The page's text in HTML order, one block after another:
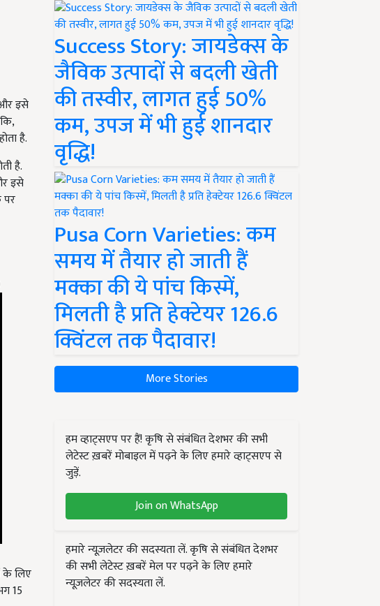
और इसे
है.
है.
इसे
पर
लिए
15
Success Story: जायडेक्स के
जैविक उत्पादों से बदली खेती
की तस्वीर, लागत हुई 50%
कम, उपज में भी हुई शानदार
वृद्धि!
Pusa Corn Varieties: कम
समय में तैयार हो जाती हैं
मक्का की ये पांच किस्में,
मिलती है प्रति हेक्टेयर 126.6
क्विंटल तक पैदावार!
More Stories
हम व्हाट्सएप पर हैं! कृषि से संबंधित देशभर की सभी
लेटेस्ट ख़बरें मोबाइल में पढ़ने के लिए हमारे व्हाट्सएप से
जुड़ें.
Join on WhatsApp
हमारे न्यूज़लेटर की सदस्यता लें. कृषि से संबंधित देशभर
की सभी लेटेस्ट ख़बरें मेल पर पढ़ने के लिए हमारे
न्यूज़लेटर की सदस्यता लें.